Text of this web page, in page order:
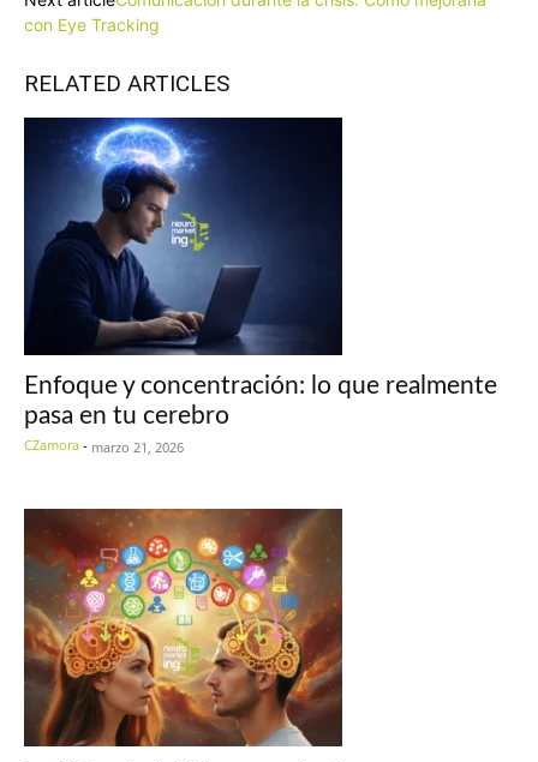
con Eye Tracking
RELATED ARTICLES
Enfoque y concentración: lo que realmente
pasa en tu cerebro
CZamora - marzo 21, 2026